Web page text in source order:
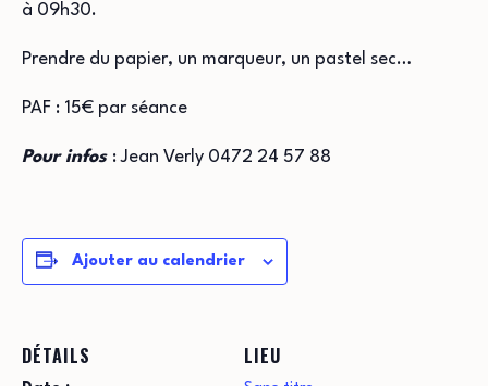
à 09h30.
Prendre du papier, un marqueur, un pastel sec…
PAF : 15€ par séance
Pour infos : Jean Verly 0472 24 57 88
Ajouter au calendrier
DÉTAILS LIEU